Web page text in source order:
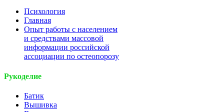
Психология
Главная
Опыт работы с населением
и средствами массовой
информации российской
ассоциации по остеопорозу
Рукоделие
Батик
Вышивка